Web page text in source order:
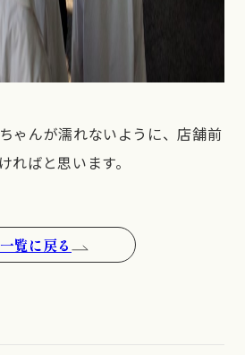
ゃんが濡れないように、店舗前
ればと思います。
一覧に戻る